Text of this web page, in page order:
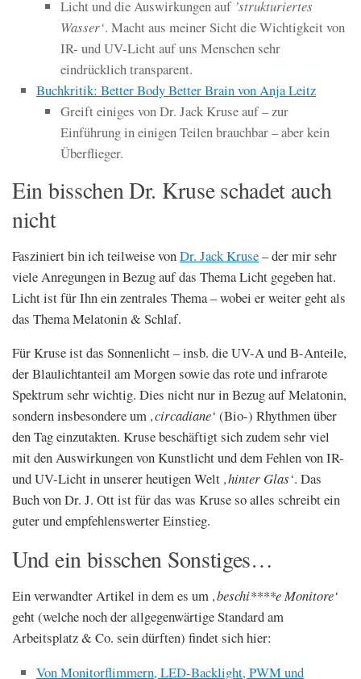
Licht und die Auswirkungen auf ’strukturiertes
Wasser‘. Macht aus meiner Sicht die Wichtigkeit von
IR- und UV-Licht auf uns Menschen sehr
eindrücklich transparent.
Buchkritik: Better Body Better Brain von Anja Leitz
Greift einiges von Dr. Jack Kruse auf – zur
Einführung in einigen Teilen brauchbar – aber kein
Überflieger.
Ein bisschen Dr. Kruse schadet auch
nicht
Fasziniert bin ich teilweise vonDr. Jack Kruse– der mir sehr
viele Anregungen in Bezug auf das Thema Licht gegeben hat.
Licht ist für Ihn ein zentrales Thema – wobei er weiter geht als
das Thema Melatonin & Schlaf.
Für Kruse ist das Sonnenlicht – insb. die UV-A und B-Anteile,
der Blaulichtanteil am Morgen sowie das rote und infrarote
Spektrum sehr wichtig. Dies nicht nur in Bezug auf Melatonin,
sondern insbesondere um ‚circadiane‘ (Bio-) Rhythmen über
den Tag einzutakten. Kruse beschäftigt sich zudem sehr viel
mit den Auswirkungen von Kunstlicht und dem Fehlen von IR-
und UV-Licht in unserer heutigen Welt ‚hinter Glas‘. Das
Buch von Dr. J. Ott ist für das was Kruse so alles schreibt ein
guter und empfehlenswerter Einstieg.
Und ein bisschen Sonstiges…
Ein verwandter Artikel in dem es um ‚beschi****e Monitore‘
geht (welche noch der allgegenwärtige Standard am
Arbeitsplatz & Co. sein dürften) findet sich hier:
Von Monitorflimmern, LED-Backlight, PWM und